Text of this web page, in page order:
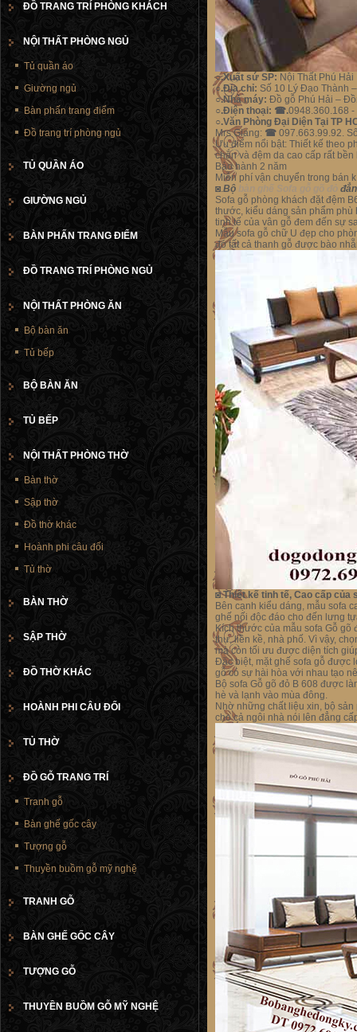
○.Xuất sứ SP: Nội Thất Phú Hải
○.Địa chỉ: Số 10 Lý Đạo Thành
○.Nhà máy: Đồ gỗ Phú Hải –
○.Điện thoại: ☎.0948.360.168
○.Văn Phòng Đại Diện Tại TP
Mrs Giang: ☎ 097.663.99.92.
Ưu điểm nổi bật: Thiết kế theo
chắn và đệm da cao cấp rất
Bảo hành 2 năm
Miễn phí vận chuyển trong bán
◙.Bộ
Sofa gỗ phòng khách đặt đệm
thước, kiểu dáng sản phẩm
tinh tế của vân gỗ đem đến sự
Mẫu sofa gỗ chữ U đẹp cho
đó tất cả thanh gỗ được bào
◙.Thiết kế tinh tế, Cao cấp của
Bên cạnh kiểu dáng, mẫu sofa
ghế nối độc đáo cho đến lưng
Kích thước của mẫu sofa Gỗ
thự, liền kề, nhà phố. Vì vậy,
mà còn tối ưu được diện tích
Đặc biệt, mặt ghế sofa gỗ được
gỗ có sự hài hòa với nhau tạo
Bộ sofa Gỗ gõ đỏ B 608 được
hè và lạnh vào mùa đông.
Nhờ những chất liệu xin, bộ
cho cả ngôi nhà nói lên đẳng
ĐỒ TRANG TRÍ PHÒNG KHÁCH
NỘI THẤT PHÒNG NGỦ
Tủ quần áo
Giường ngủ
Bàn phấn trang điểm
Đồ trang trí phòng ngủ
TỦ QUẦN ÁO
GIƯỜNG NGỦ
BÀN PHẤN TRANG ĐIỂM
ĐỒ TRANG TRÍ PHÒNG NGỦ
NỘI THẤT PHÒNG ĂN
Bộ bàn ăn
Tủ bếp
BỘ BÀN ĂN
TỦ BẾP
NỘI THẤT PHÒNG THỜ
Bàn thờ
Sập thờ
Đồ thờ khác
Hoành phi câu đối
Tủ thờ
BÀN THỜ
SẬP THỜ
ĐỒ THỜ KHÁC
HOÀNH PHI CÂU ĐỐI
TỦ THỜ
ĐỒ GỖ TRANG TRÍ
Tranh gỗ
Bàn ghế gốc cây
Tượng gỗ
Thuyền buồm gỗ mỹ nghệ
TRANH GỖ
BÀN GHẾ GỐC CÂY
TƯỢNG GỖ
THUYỀN BUỒM GỖ MỸ NGHỆ